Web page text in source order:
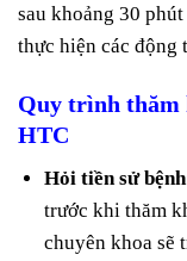
sau khoảng 30
thực hiện các động
Quy trình thăm
HTC
Hỏi tiền sử
trước khi thăm
chuyên khoa sẽ